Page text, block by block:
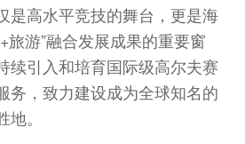
是高水平竞技的舞台，更是海
旅游”融合发展成果的重要窗
续引入和培育国际级高尔夫赛
务，致力建设成为全球知名的
。